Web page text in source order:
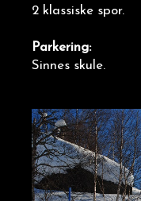
2 klassiske spor.
Parkering:
Sinnes skule.